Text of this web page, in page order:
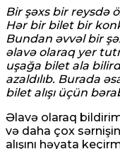
Bir şəxs bir reysdə
Hər bir bilet bir
Bundan əvvəl bir
əlavə olaraq yer
uşağa bilet ala
azaldılıb. Burada
bilet alışı üçün
Əlavə olaraq
və daha çox
alışını həyata